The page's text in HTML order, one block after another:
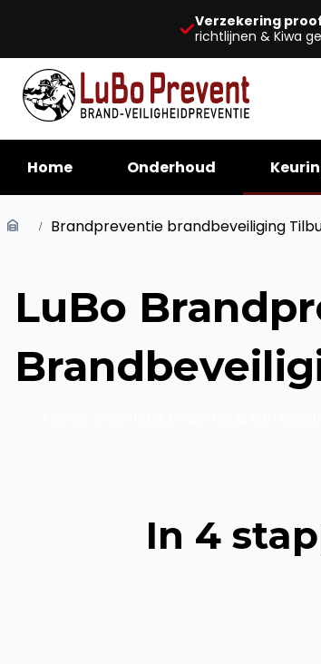
Verzekering
richtlijnen & Kiwa
Home Onderhoud
Brandpreventie brandbeveiliging
LuBo
In 4